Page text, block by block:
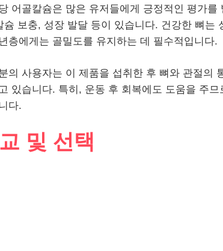
어골칼슘은 많은 유저들에게 긍정적인 평가
슘 보충, 성장 발달 등이 있습니다. 건강한 뼈는
층에게는 골밀도를 유지하는 데 필수적입니다.
의 사용자는 이 제품을 섭취한 후 뼈와 관절의
있습니다. 특히, 운동 후 회복에도 도움을 주
다.
및 선택